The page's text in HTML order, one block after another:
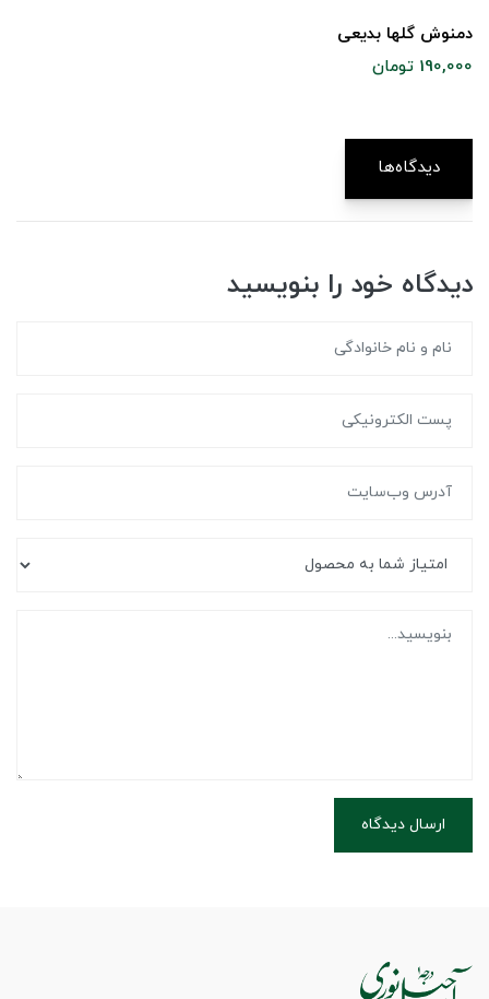
دمنوش گلها بدیعی
190,000 تومان
دیدگاه‌ها
دیدگاه خود را بنویسید
ارسال دیدگاه